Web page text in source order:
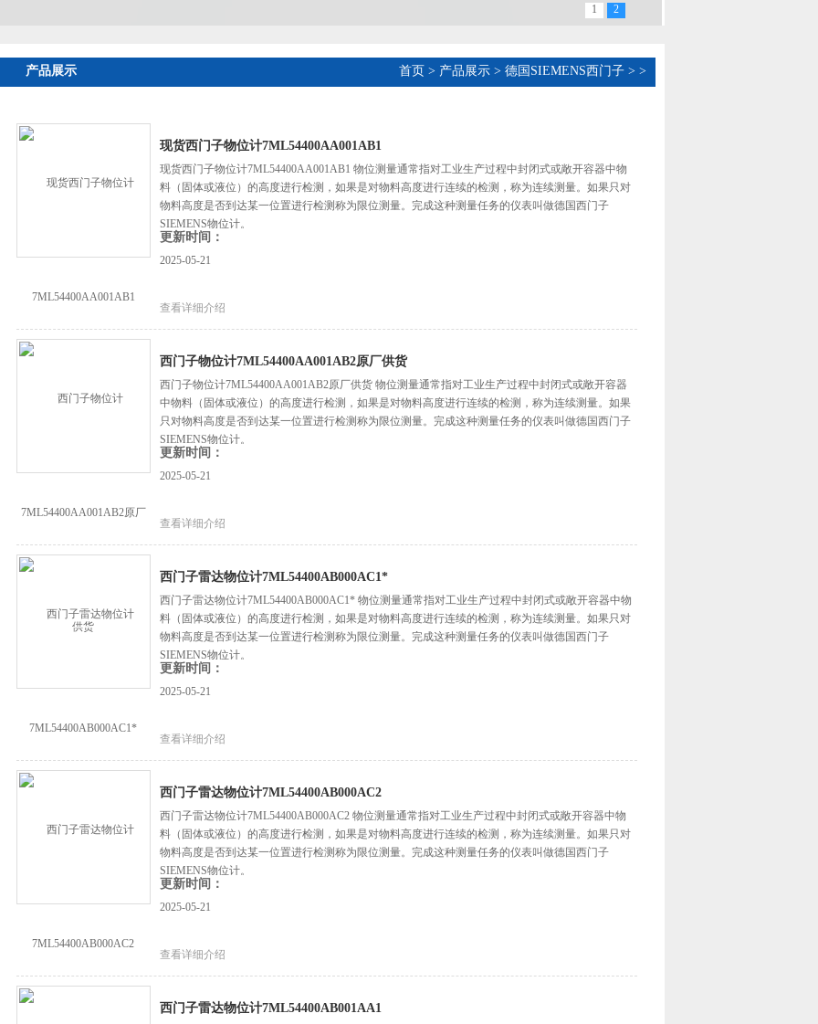
1 2
产品展示 首页 > 产品展示> 德国SIEMENS西门子> >
现货西门子物位计7ML54400AA001AB1
现货西门子物位计7ML54400AA001AB1 物位测量通常指对工业生产过程中封闭式或敞开容器中物
料（固体或液位）的高度进行检测，如果是对物料高度进行连续的检测，称为连续测量。如果只对
物料高度是否到达某一位置进行检测称为限位测量。完成这种测量任务的仪表叫做德国西门子
SIEMENS物位计。
更新时间：
2025-05-21
查看详细介绍
西门子物位计7ML54400AA001AB2原厂供货
西门子物位计7ML54400AA001AB2原厂供货 物位测量通常指对工业生产过程中封闭式或敞开容器
中物料（固体或液位）的高度进行检测，如果是对物料高度进行连续的检测，称为连续测量。如果
只对物料高度是否到达某一位置进行检测称为限位测量。完成这种测量任务的仪表叫做德国西门子
SIEMENS物位计。
更新时间：
2025-05-21
查看详细介绍
西门子雷达物位计7ML54400AB000AC1*
西门子雷达物位计7ML54400AB000AC1* 物位测量通常指对工业生产过程中封闭式或敞开容器中物
料（固体或液位）的高度进行检测，如果是对物料高度进行连续的检测，称为连续测量。如果只对
物料高度是否到达某一位置进行检测称为限位测量。完成这种测量任务的仪表叫做德国西门子
SIEMENS物位计。
更新时间：
2025-05-21
查看详细介绍
西门子雷达物位计7ML54400AB000AC2
西门子雷达物位计7ML54400AB000AC2 物位测量通常指对工业生产过程中封闭式或敞开容器中物
料（固体或液位）的高度进行检测，如果是对物料高度进行连续的检测，称为连续测量。如果只对
物料高度是否到达某一位置进行检测称为限位测量。完成这种测量任务的仪表叫做德国西门子
SIEMENS物位计。
更新时间：
2025-05-21
查看详细介绍
西门子雷达物位计7ML54400AB001AA1